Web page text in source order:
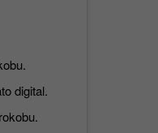
digital.